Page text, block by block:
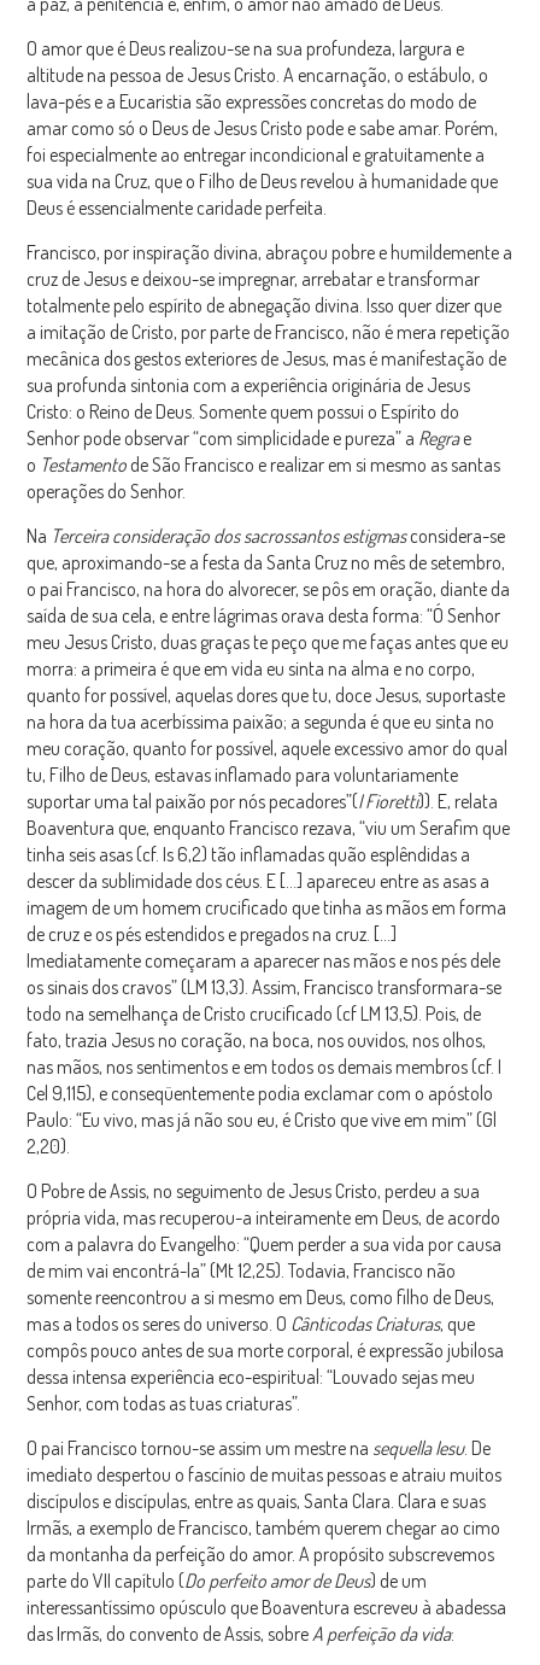
O amor que é Deus realizou-se na sua profundeza, largura e
altitude na pessoa de Jesus Cristo. A encarnação, o estábulo, o
lava-pés e a Eucaristia são expressões concretas do modo de
amar como só o Deus de Jesus Cristo pode e sabe amar. Porém,
foi especialmente ao entregar incondicional e gratuitamente a
sua vida na Cruz, que o Filho de Deus revelou à humanidade que
Deus é essencialmente caridade perfeita.
Francisco, por inspiração divina, abraçou pobre e humildemente a
cruz de Jesus e deixou-se impregnar, arrebatar e transformar
totalmente pelo espírito de abnegação divina. Isso quer dizer que
a imitação de Cristo, por parte de Francisco, não é mera repetição
mecânica dos gestos exteriores de Jesus, mas é manifestação de
sua profunda sintonia com a experiência originária de Jesus
Cristo: o Reino de Deus. Somente quem possui o Espírito do
Senhor pode observar “com simplicidade e pureza” a Regrae
o Testamento de São Francisco e realizar em si mesmo as santas
operações do Senhor.
Na Terceiraconsideração dos sacrossantos estigmasconsidera-se
que, aproximando-se a festa da Santa Cruz no mês de setembro,
o pai Francisco, na hora do alvorecer, se pôs em oração, diante da
saída de sua cela, e entre lágrimas orava desta forma: “Ó Senhor
meu Jesus Cristo, duas graças te peço que me faças antes que eu
morra: a primeira é que em vida eu sinta na alma e no corpo,
quanto for possível, aquelas dores que tu, doce Jesus, suportaste
na hora da tua acerbíssima paixão; a segunda é que eu sinta no
meu coração, quanto for possível, aquele excessivo amor do qual
tu, Filho de Deus, estavas inflamado para voluntariamente
suportar uma tal paixão por nós pecadores”(I Fioretti)). E, relata
Boaventura que, enquanto Francisco rezava, “viu um Serafim que
tinha seis asas (cf. Is 6,2) tão inflamadas quão esplêndidas a
descer da sublimidade dos céus. E […] apareceu entre as asas a
imagem de um homem crucificado que tinha as mãos em forma
de cruz e os pés estendidos e pregados na cruz. […]
Imediatamente começaram a aparecer nas mãos e nos pés dele
os sinais dos cravos” (LM 13,3). Assim, Francisco transformara-se
todo na semelhança de Cristo crucificado (cf LM 13,5). Pois, de
fato, trazia Jesus no coração, na boca, nos ouvidos, nos olhos,
nas mãos, nos sentimentos e em todos os demais membros (cf. I
Cel 9,115), e conseqüentemente podia exclamar com o apóstolo
Paulo: “Eu vivo, mas já não sou eu, é Cristo que vive em mim” (Gl
2,20).
O Pobre de Assis, no seguimento de Jesus Cristo, perdeu a sua
própria vida, mas recuperou-a inteiramente em Deus, de acordo
com a palavra do Evangelho: “Quem perder a sua vida por causa
de mim vai encontrá-la” (Mt 12,25). Todavia, Francisco não
somente reencontrou a si mesmo em Deus, como filho de Deus,
mas a todos os seres do universo. O Cânticodas Criaturas, que
compôs pouco antes de sua morte corporal, é expressão jubilosa
dessa intensa experiência eco-espiritual: “Louvado sejas meu
Senhor, com todas as tuas criaturas”.
O pai Francisco tornou-se assim um mestre na sequella Iesu. De
imediato despertou o fascínio de muitas pessoas e atraiu muitos
discípulos e discípulas, entre as quais, Santa Clara. Clara e suas
Irmãs, a exemplo de Francisco, também querem chegar ao cimo
da montanha da perfeição do amor. A propósito subscrevemos
parte do VII capítulo (Do perfeito amor de Deus) de um
interessantíssimo opúsculo que Boaventura escreveu à abadessa
das Irmãs, do convento de Assis, sobreA perfeição da vida: